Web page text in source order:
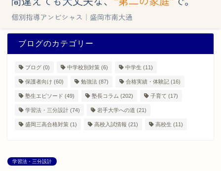
ブログのカテゴリー
ブログ (0) 中学校別対策 (6) 中学生 (11)
保護者向け (60) 勉強法 (87) 合格実績・体験記 (16)
塾生エピソード (49) 塾長コラム (202) 子育て (17)
学習法・三分設計 (74) 岩手大学への道 (21)
盛岡三高合格対策 (1) 高校入試情報 (21) 高校生 (11)
学習法・三分設計